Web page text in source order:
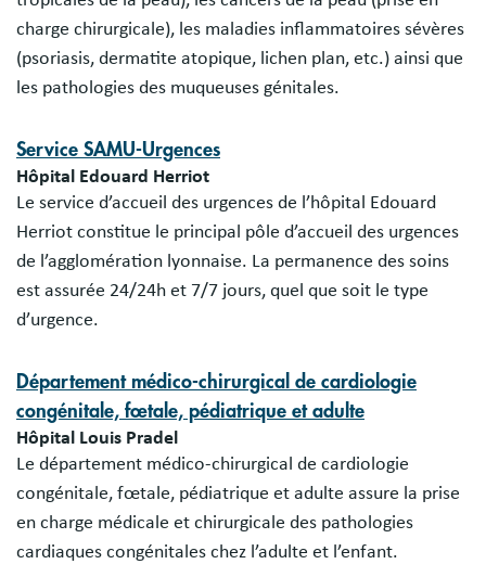
charge chirurgicale), les maladies inflammatoires sévères
(psoriasis, dermatite atopique, lichen plan, etc.) ainsi que
les pathologies des muqueuses génitales.
Service SAMU-Urgences
Hôpital Edouard Herriot
Le service d’accueil des urgences de l’hôpital Edouard
Herriot constitue le principal pôle d’accueil des urgences
de l’agglomération lyonnaise. La permanence des soins
est assurée 24/24h et 7/7 jours, quel que soit le type
d’urgence.
Département médico-chirurgical de cardiologie
congénitale, fœtale, pédiatrique et adulte
Hôpital Louis Pradel
Le département médico-chirurgical de cardiologie
congénitale, fœtale, pédiatrique et adulte assure la prise
en charge médicale et chirurgicale des pathologies
cardiaques congénitales chez l’adulte et l’enfant.